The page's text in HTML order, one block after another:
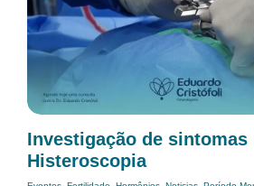
Investigação de
Histeroscopia